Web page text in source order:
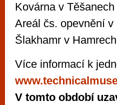
Kovárna v Těšanech
Areál čs. opevnění v
Šlakhamr v Hamrech
Více informací k
V tomto období